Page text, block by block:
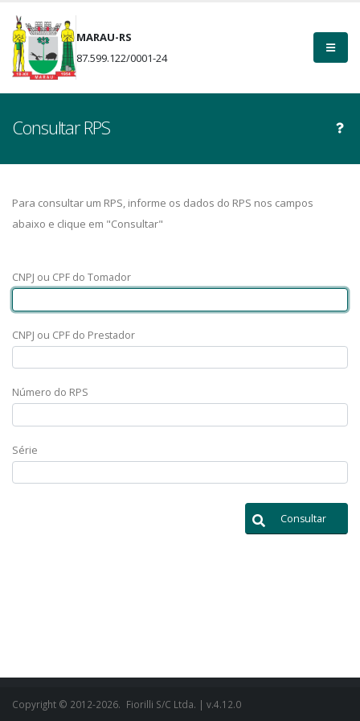
MARAU-RS
87.599.122/0001-24
Consultar RPS
Para consultar um RPS, informe os dados do RPS nos campos
abaixo e clique em "Consultar"
CNPJ ou CPF do Tomador
CNPJ ou CPF do Prestador
Número do RPS
Série
Consultar
Copyright © 2012-2026. Fiorilli S/C Ltda. | v.4.12.0